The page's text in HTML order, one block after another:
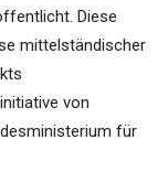
Diese
mittelständischer
von
für